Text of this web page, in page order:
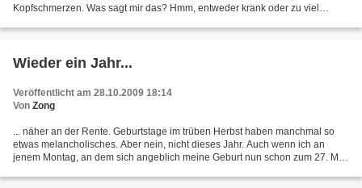
Kopfschmerzen. Was sagt mir das? Hmm, entweder krank oder zu viel
Wieder ein Jahr...
Veröffentlicht am 28.10.2009 18:14
Von Zong
... näher an der Rente. Geburtstage im trüben Herbst haben manchmal so
etwas melancholisches. Aber nein, nicht dieses Jahr. Auch wenn ich an
jenem Montag, an dem sich angeblich meine Geburt nun schon zum 27. Mal